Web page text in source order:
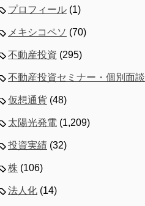
プロフィール (1)
メキシコペソ (70)
不動産投資 (295)
不動産投資セミナー・個別面談
仮想通貨 (48)
太陽光発電 (1,209)
投資実績 (32)
株 (106)
法人化 (14)